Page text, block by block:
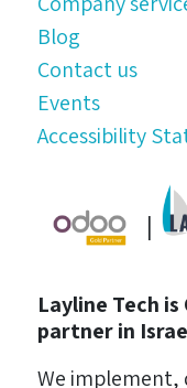
Blog
Contact us
Events
Accessibility
|
Layline Tech
partner in
We implement,